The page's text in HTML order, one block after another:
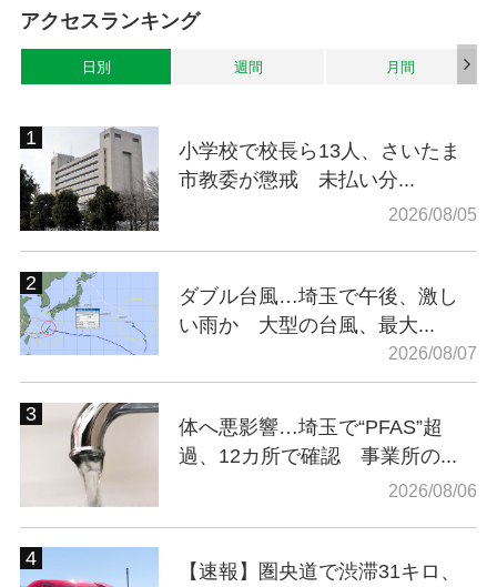
アクセスランキング
日別 週間 月間
小学校で校長ら13人、さいたま
市教委が懲戒 未払い分...
2026/08/05
ダブル台風…埼玉で午後、激し
い雨か 大型の台風、最大...
2026/08/07
体へ悪影響…埼玉で“PFAS”超
過、12カ所で確認 事業所の...
2026/08/06
【速報】圏央道で渋滞31キロ、